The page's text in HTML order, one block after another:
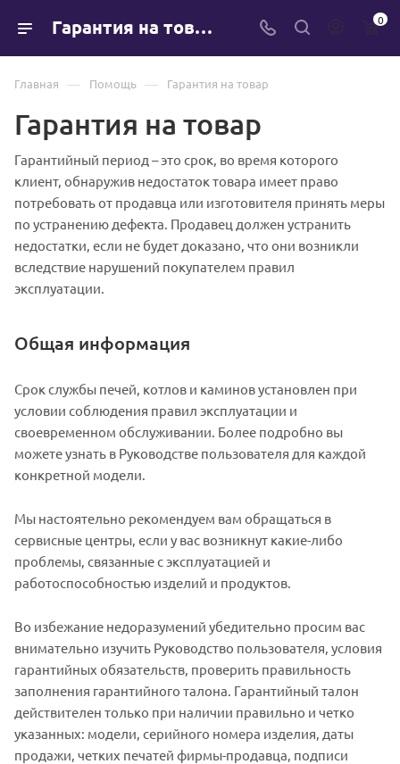
Гарантия на товар 0
Главная — Помощь — Гарантия на товар
Гарантия на товар
Гарантийный период – это срок, во время которого
клиент, обнаружив недостаток товара имеет право
потребовать от продавца или изготовителя принять меры
по устранению дефекта. Продавец должен устранить
недостатки, если не будет доказано, что они возникли
вследствие нарушений покупателем правил
эксплуатации.
Общая информация
Срок службы печей, котлов и каминов установлен при
условии соблюдения правил эксплуатации и
своевременном обслуживании. Более подробно вы
можете узнать в Руководстве пользователя для каждой
конкретной модели.
Мы настоятельно рекомендуем вам обращаться в
сервисные центры, если у вас возникнут какие-либо
проблемы, связанные с эксплуатацией и
работоспособностью изделий и продуктов.
Во избежание недоразумений убедительно просим вас
внимательно изучить Руководство пользователя, условия
гарантийных обязательств, проверить правильность
заполнения гарантийного талона. Гарантийный талон
действителен только при наличии правильно и четко
указанных: модели, серийного номера изделия, даты
продажи, четких печатей фирмы-продавца, подписи